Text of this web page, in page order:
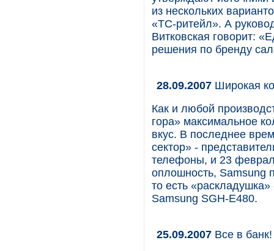
из нескольких
«ТС-ритейл». А
Витковская говорит:
решения по бренду
28.09.2007 Широкая
Как и любой
гора» максимальное
вкус. В последнее
сектор» -
телефоны, и 23
оплошность, Samsung
то есть
Samsung SGH-E480.
25.09.2007 Все в банк!